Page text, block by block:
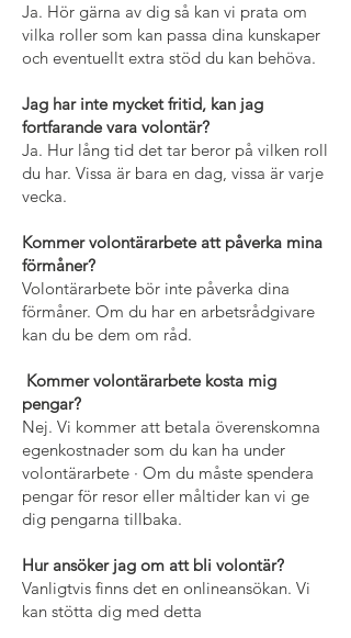
Ja. Hör gärna av dig så kan vi prata om
vilka roller som kan passa dina kunskaper
och eventuellt extra stöd du kan behöva.
Jag har inte mycket fritid, kan jag
fortfarande vara volontär?
Ja. Hur lång tid det tar beror på vilken roll
du har. Vissa är bara en dag, vissa är varje
vecka.
Kommer volontärarbete att påverka mina
förmåner?
Volontärarbete bör inte påverka dina
förmåner. Om du har en arbetsrådgivare
kan du be dem om råd.
Kommer volontärarbete kosta mig
pengar?
Nej. Vi kommer att betala överenskomna
egenkostnader som du kan ha under
volontärarbete · Om du måste spendera
pengar för resor eller måltider kan vi ge
dig pengarna tillbaka.
Hur ansöker jag om att bli volontär?
Vanligtvis finns det en onlineansökan. Vi
kan stötta dig med detta